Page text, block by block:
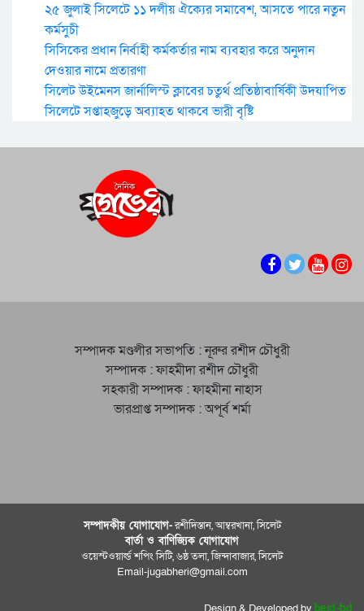
২৫ জুলাই সিলেটে ১১ দলীয় ঐক্যের সমাবেশ, আসতে পারে নতুন
কর্মসুচী
সিসিকের প্রধান নির্বাহী কর্মকর্তার নাম ব্যবহার করে অনুদান
দেওয়ার নামে প্রতারণা
সিলেট উইমেনস জার্নালিস্ট ক্লাবের চতুর্থ প্রতিষ্ঠাবার্ষিকী উদযাপিত
সিলেটে সপ্তাহজুড়ে অব্যাহত থাকবে ভারী বৃষ্টি
সম্পাদক মণ্ডলীর সভাপতি : নূরুর রশীদ চৌধুরী
সম্পাদক : ফাহমীদা রশীদ চৌধুরী
সহকারী সম্পাদক : ফাহমীনা নাহাস
ভারপ্রাপ্ত সম্পাদক : অপূর্ব শর্মা
সম্পাদকীয় যােগাযোগ-রশীদিস্তান, আম্বরখানা, সিলেট
বার্তা ও বাণিজ্যিক যোগাযােগ
ওয়েস্টওয়ার্ল্ড শপিং সিটি, ৬ষ্ঠ তলা, জিন্দাবাজার, সিলেট
Email-jugabheri@gmail.com